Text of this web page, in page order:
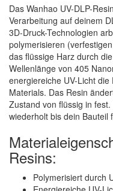
Das Wanhao UV-DLP-
Verarbeitung auf deinem
3D-Druck-Technologien
polymerisieren
das flüssige Harz durch
Wellenlänge von 405
energiereiche UV-Licht
Materials. Das Resin
Zustand von flüssig in
wiederholt bis dein Bauteil
Resins:
Polymerisiert durch